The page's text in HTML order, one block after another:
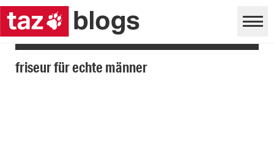
friseur für echte männer